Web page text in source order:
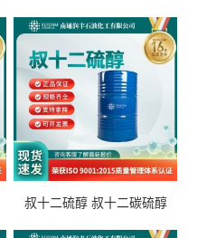
叔十二硫醇 叔十二碳硫醇